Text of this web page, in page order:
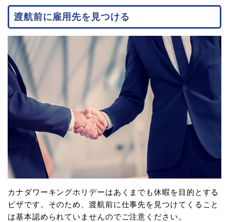
渡航前に雇用先を見つける
カナダワーキングホリデーはあくまでも休暇を目的とする
ビザです。そのため、渡航前に仕事先を見つけてくること
は基本認められていませんのでご注意ください。